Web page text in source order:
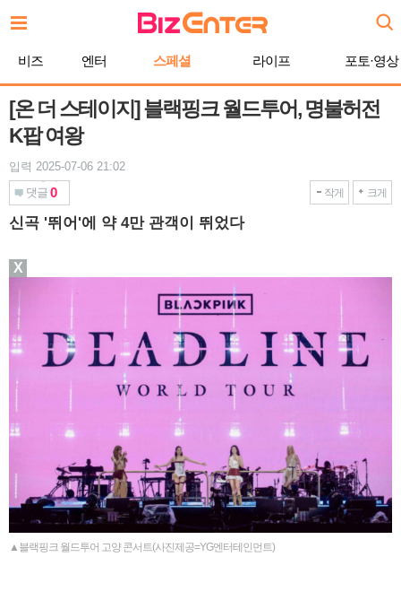
문
기
비즈 엔터 스페셜 라이프 포토·영상
[온 더 스테이지] 블랙핑크 월드투어, 명불허전
K팝 여왕
입력 2025-07-06 21:02
댓글 0 작게 크게
신곡 '뛰어'에 약 4만 관객이 뛰었다
▲블랙핑크 월드투어 고양 콘서트(사진제공=YG엔터테인먼트)
X